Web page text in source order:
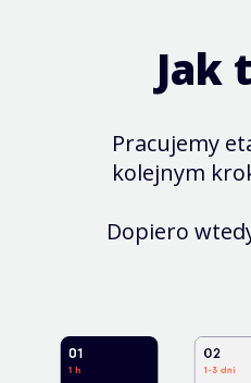
Jak
Pracujemy
kolejnym
Dopiero